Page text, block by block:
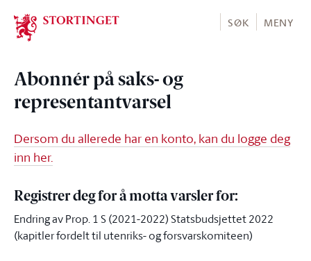
Stortinget.no
SØK MENY
Abonnér på saks- og
representantvarsel
Dersom du allerede har en konto, kan du logge deg
inn her.
Registrer deg for å motta varsler for:
Endring av Prop. 1 S (2021-2022) Statsbudsjettet 2022
(kapitler fordelt til utenriks- og forsvarskomiteen)